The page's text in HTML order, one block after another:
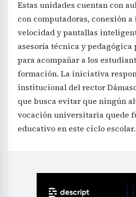
Estas unidades cuentan con
con computadoras, conexión
velocidad y pantallas
asesoría técnica y pedagógica
para acompañar a los
formación. La iniciativa
institucional del rector
que busca evitar que ningún
vocación universitaria quede
educativo en este ciclo escolar.